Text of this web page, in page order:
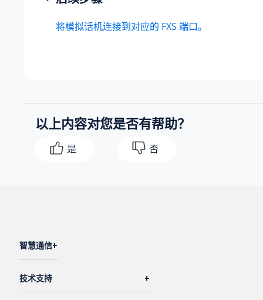
将模拟话机连接到对应的 FXS 端口。
以上内容对您是否有帮助？
是 否
智慧通信
技术支持